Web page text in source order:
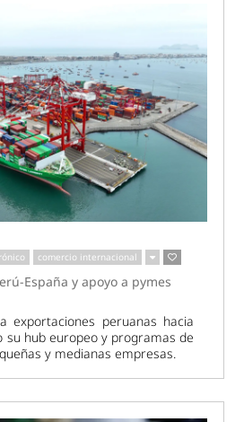
comercio internacional
España y apoyo a pymes
exportaciones peruanas hacia
su hub europeo y programas de
y medianas empresas.